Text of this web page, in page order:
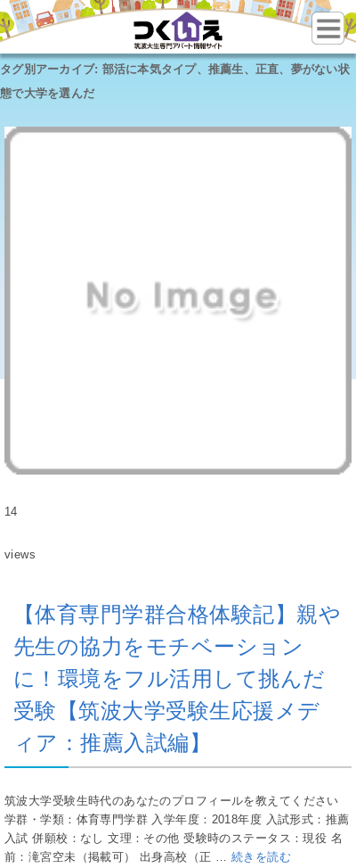
タグ別アーカイブ: 部活に本気タイプ、推薦生、正直、夢がない状
態で大学を選んだ
14
views
【体育専門学群合格体験記】親や
先生の協力をモチベーション
に！環境をフル活用して挑んだ
受験【筑波大学受験生応援メデ
ィア：推薦入試編】
筑波大学受験生時代のあなたのプロフィールを教えてください
学群・学類：体育専門学群 入学年度：2018年度 入試形式：推薦
入試 併願校：なし 文理：その他 受験時のステータス：現役 名
前：滝宮空未（掲載可） 出身高校（正 … 続きを読む